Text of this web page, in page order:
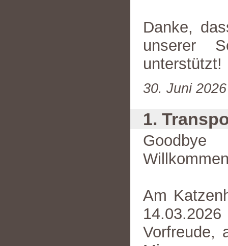
Danke,
unserer
unterstützt!
30. Juni
1.
Am
Vorfreude,